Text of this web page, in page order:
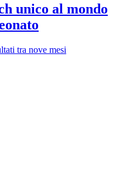
unico al mondo
tra nove mesi